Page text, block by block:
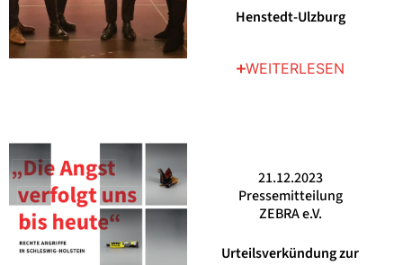
Henstedt-Ulzburg
WEITERLESEN
21.12.2023
Pressemitteilung
ZEBRA e.V.
Urteilsverkündung zur